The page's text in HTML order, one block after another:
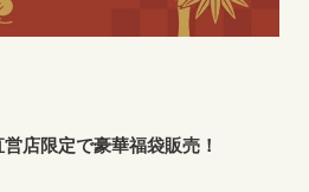
店限定で豪華福袋販売！